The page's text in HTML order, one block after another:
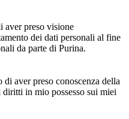
aver preso visione
dei dati personali al fine
da parte di Purina.
aver preso conoscenza della
diritti in mio possesso sui miei